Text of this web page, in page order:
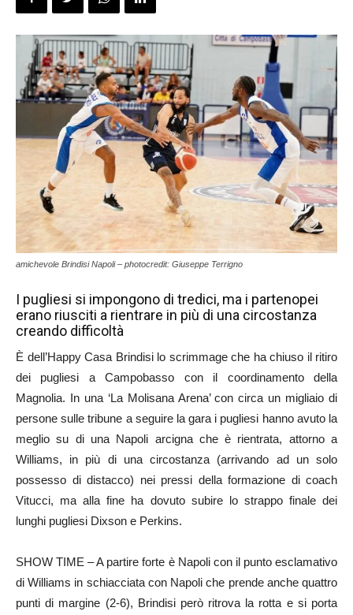
amichevole Brindisi Napoli – photocredit: Giuseppe Terrigno
I pugliesi si impongono di tredici, ma i partenopei
erano riusciti a rientrare in più di una circostanza
creando difficoltà
È dell’Happy Casa Brindisi lo scrimmage che ha chiuso il ritiro
dei pugliesi a Campobasso con il coordinamento della
Magnolia. In una ‘La Molisana Arena’ con circa un migliaio di
persone sulle tribune a seguire la gara i pugliesi hanno avuto la
meglio su di una Napoli arcigna che è rientrata, attorno a
Williams, in più di una circostanza (arrivando ad un solo
possesso di distacco) nei pressi della formazione di coach
Vitucci, ma alla fine ha dovuto subire lo strappo finale dei
lunghi pugliesi Dixson e Perkins.
SHOW TIME – A partire forte è Napoli con il punto esclamativo
di Williams in schiacciata con Napoli che prende anche quattro
punti di margine (2-6), Brindisi però ritrova la rotta e si porta